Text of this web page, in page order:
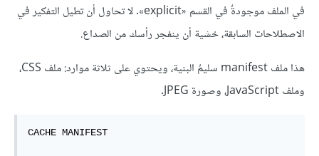
في الملف موجودةٌ في القسم «explicit». لا تحاول أن تطيل التفكير في
الاصطلاحات السابقة، خشية أن ينفجر رأسك من الصداع.
هذا ملف manifest سليمُ البنية، ويحتوي على ثلاثة موارد: ملف CSS،
وملف JavaScript، وصورة JPEG.
CACHE MANIFEST